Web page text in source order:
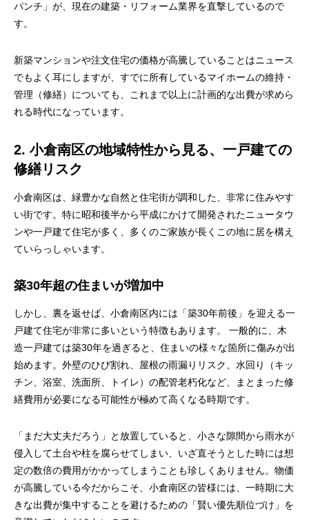
パンチ」が、現在の建築・リフォーム業界を直撃しているので
す。
新築マンションや注文住宅の価格が高騰していることはニュース
でもよく耳にしますが、すでに所有しているマイホームの維持・
管理（修繕）についても、これまで以上に計画的な出費が求めら
れる時代になっています。
2. 小倉南区の地域特性から見る、一戸建ての
修繕リスク
小倉南区は、緑豊かな自然と住宅街が調和した、非常に住みやす
い街です。特に昭和後半から平成にかけて開発されたニュータウ
ンや一戸建て住宅が多く、多くのご家族が長くこの地に居を構え
ていらっしゃいます。
築30年超の住まいが増加中
しかし、裏を返せば、小倉南区内には「築30年前後」を迎える一
戸建て住宅が非常に多いという特徴もあります。 一般的に、木
造一戸建ては築30年を過ぎると、住まいの様々な箇所に傷みが出
始めます。外壁のひび割れ、屋根の雨漏りリスク、水回り（キッ
チン、浴室、洗面所、トイレ）の配管老朽化など、まとまった修
繕費用が必要になる可能性が極めて高くなる時期です。
「まだ大丈夫だろう」と放置していると、小さな隙間から雨水が
侵入して土台や柱を腐らせてしまい、いざ直そうとした時には想
定の数倍の費用がかかってしまうことも珍しくありません。物価
が高騰している今だからこそ、小倉南区の皆様には、一時期に大
きな出費が集中することを避けるための「賢い優先順位づけ」を